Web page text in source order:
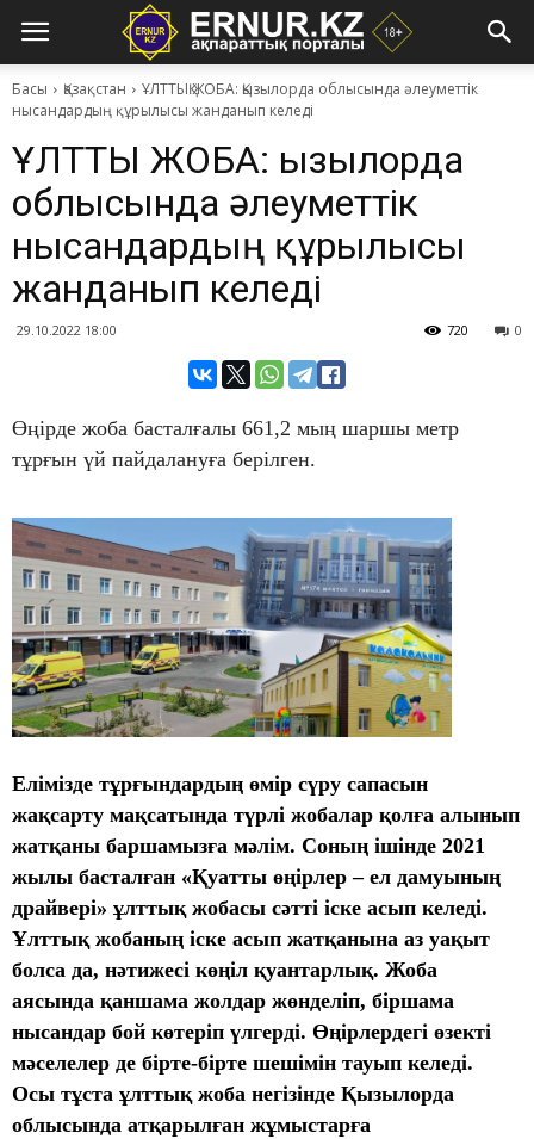
Басы Қазақстан
ҰЛТТЫҚ ЖОБА: Қызылорда облысында әлеуметтік
нысандардың құрылысы жанданып келеді
ҰЛТТЫҚ ЖОБА: Қызылорда
облысында әлеуметтік
нысандардың құрылысы
жанданып келеді
29.10.2022 18:00 0
720
Өңірде жоба басталғалы 661,2 мың шаршы метр
тұрғын үй пайдалануға берілген.
Елімізде тұрғындардың өмір сүру сапасын
жақсарту мақсатында түрлі жобалар қолға алынып
жатқаны баршамызға мәлім. Соның ішінде 2021
жылы басталған «Қуатты өңірлер – ел дамуының
драйвері» ұлттық жобасы сәтті іске асып келеді.
Ұлттық жобаның іске асып жатқанына аз уақыт
болса да, нәтижесі көңіл қуантарлық. Жоба
аясында қаншама жолдар жөнделіп, біршама
нысандар бой көтеріп үлгерді. Өңірлердегі өзекті
мәселелер де бірте-бірте шешімін тауып келеді.
Осы тұста ұлттық жоба негізінде Қызылорда
облысында атқарылған жұмыстарға